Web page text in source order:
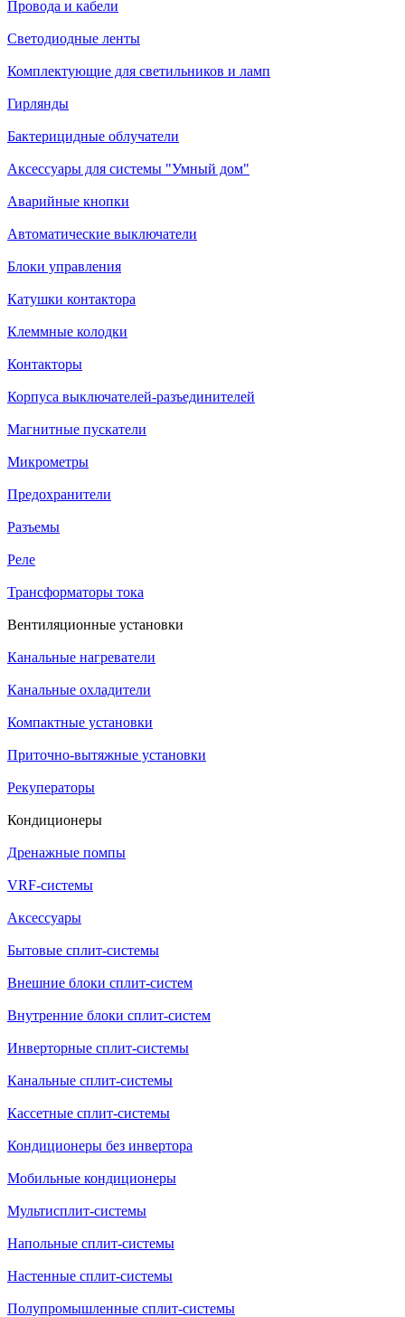
Провода и кабели
Светодиодные ленты
Комплектующие для светильников и ламп
Гирлянды
Бактерицидные облучатели
Аксессуары для системы "Умный дом"
Аварийные кнопки
Автоматические выключатели
Блоки управления
Катушки контактора
Клеммные колодки
Контакторы
Корпуса выключателей-разъединителей
Магнитные пускатели
Микрометры
Предохранители
Разъемы
Реле
Трансформаторы тока
Вентиляционные установки
Канальные нагреватели
Канальные охладители
Компактные установки
Приточно-вытяжные установки
Рекуператоры
Кондиционеры
Дренажные помпы
VRF-системы
Аксессуары
Бытовые сплит-системы
Внешние блоки сплит-систем
Внутренние блоки сплит-систем
Инверторные сплит-системы
Канальные сплит-системы
Кассетные сплит-системы
Кондиционеры без инвертора
Мобильные кондиционеры
Мультисплит-системы
Напольные сплит-системы
Настенные сплит-системы
Полупромышленные сплит-системы